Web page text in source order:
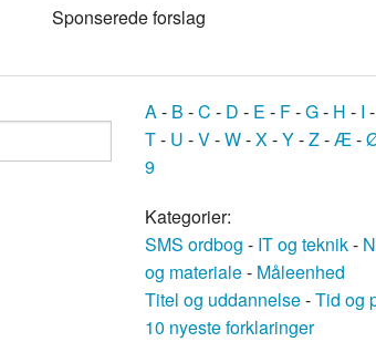
Sponserede forslag
A- B -C - D - E - F-G- H - I -
T- U -V-W-X-Y-Z-Æ-
9
Kategorier:
SMS ordbog - IT og teknik-
og materiale- Måleenhed
Titel og uddannelse-Tid og
10 nyeste forklaringer